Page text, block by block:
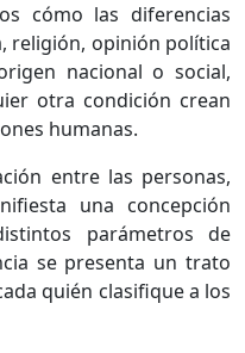
cómo las diferencias
religión, opinión política
nacional o social,
otra condición crean
humanas.
entre las personas,
una concepción
parámetros de
se presenta un trato
quién clasifique a los